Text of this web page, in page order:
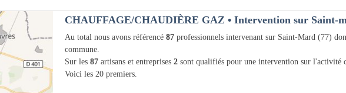
CHAUFFAGE/CHAUDIÈRE GAZ • Intervention sur Saint-
Au total nous avons référencé 87 professionnels intervenant sur Saint-Mard (77)
commune.
Sur les 87 artisans et entreprises 2 sont qualifiés pour une intervention sur l'activité
Voici les 20 premiers.